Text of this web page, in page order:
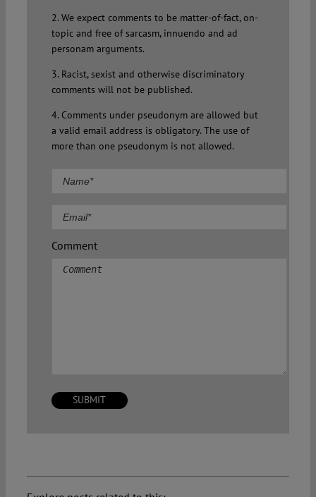
2. We expect comments to be matter-of-fact, on-
topic and free of sarcasm, innuendo and ad
personam arguments.
3. Racist, sexist and otherwise discriminatory
comments will not be published.
4. Comments under pseudonym are allowed but
a valid email address is obligatory. The use of
more than one pseudonym is not allowed.
Comment